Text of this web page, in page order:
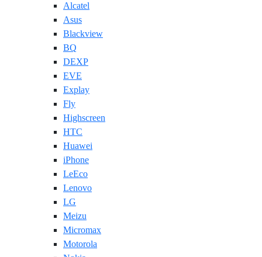
Alcatel
Asus
Blackview
BQ
DEXP
EVE
Explay
Fly
Highscreen
HTC
Huawei
iPhone
LeEco
Lenovo
LG
Meizu
Micromax
Motorola